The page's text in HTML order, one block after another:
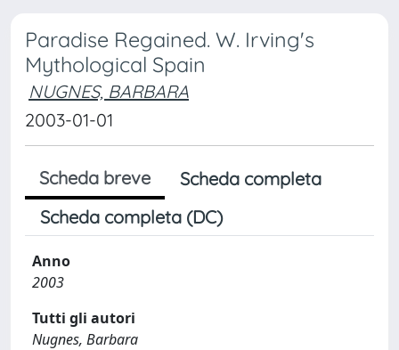
Paradise Regained. W. Irving's
Mythological Spain
NUGNES, BARBARA
2003-01-01
Scheda breve
Scheda completa
Scheda completa (DC)
Anno
2003
Tutti gli autori
Nugnes, Barbara